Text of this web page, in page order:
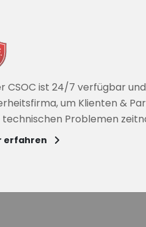
CSOC ist 24/7 verfügbar
um Klienten &
Problemen
erfahren